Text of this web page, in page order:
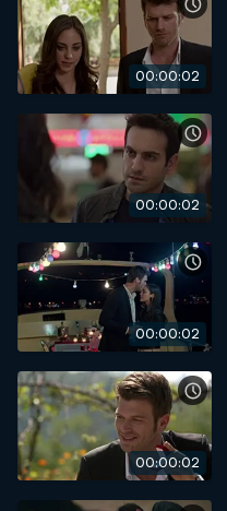
00:00:02
00:00:02
00:00:02
00:00:02